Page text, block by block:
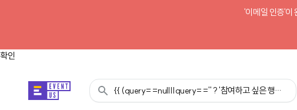
'이메일 인증'이
확인
{{ (query==null||query=='' ? '참여하고 싶은 행사를 검